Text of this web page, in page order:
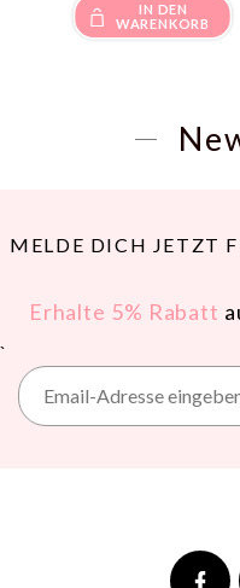
IN DEN
WARENKORB
MELDE DICH JETZT
Erhalte 5% Rabatt
`